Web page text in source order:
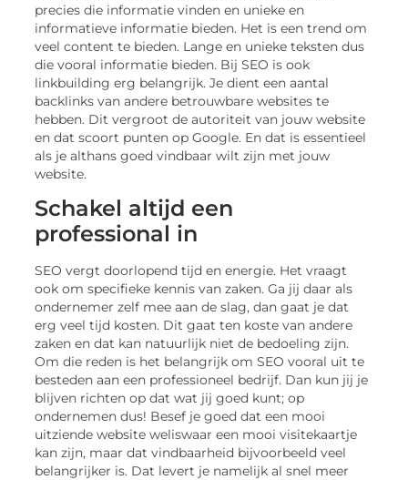
precies die informatie vinden en unieke en
informatieve informatie bieden. Het is een trend om
veel content te bieden. Lange en unieke teksten dus
die vooral informatie bieden. Bij SEO is ook
linkbuilding erg belangrijk. Je dient een aantal
backlinks van andere betrouwbare websites te
hebben. Dit vergroot de autoriteit van jouw website
en dat scoort punten op Google. En dat is essentieel
als je althans goed vindbaar wilt zijn met jouw
website.
Schakel altijd een
professional in
SEO vergt doorlopend tijd en energie. Het vraagt
ook om specifieke kennis van zaken. Ga jij daar als
ondernemer zelf mee aan de slag, dan gaat je dat
erg veel tijd kosten. Dit gaat ten koste van andere
zaken en dat kan natuurlijk niet de bedoeling zijn.
Om die reden is het belangrijk om SEO vooral uit te
besteden aan een professioneel bedrijf. Dan kun jij je
blijven richten op dat wat jij goed kunt; op
ondernemen dus! Besef je goed dat een mooi
uitziende website weliswaar een mooi visitekaartje
kan zijn, maar dat vindbaarheid bijvoorbeeld veel
belangrijker is. Dat levert je namelijk al snel meer